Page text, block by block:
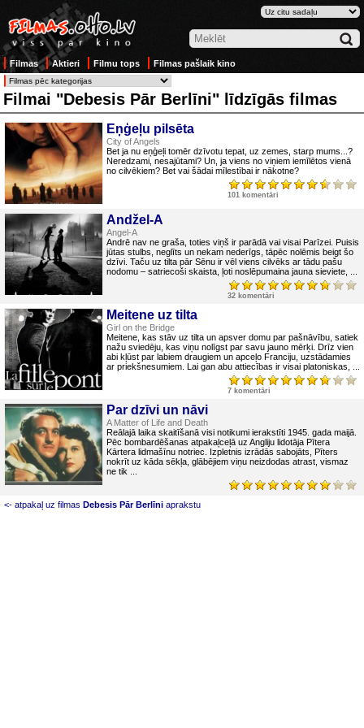
Filmas Aktieri Filmu tops Filmas pašlaik kino
Filmai "Debesis Pār Berlīni" līdzīgās filmas
Eņģeļu pilsēta
City of Angels
Bet ja nu eņģeļi tomēr dzīvotu tepat, uz zemes, starp mums...?
Neredzami, nesajūtami? Un, ja viens no viņiem iemīlētos vienā
no cilvēkiem? Bet vai šādai mīlestībai ir nākotne?
101 komentāri
Andžel-A
Angel-A
Andrē nav ne graša, toties viņš ir parādā vai visai Parīzei. Puisis
jūtas stulbs, neglīts un nekam nederīgs, tāpēc nolēmis beigt šo
dzīvi. Taču uz tilta pār Sēnu ir vēl viens cilvēks ar tādu pašu
nodomu – satriecoši skaista, ļoti noslēpumaina jauna sieviete, ...
32 komentāri
Meitene uz tilta
Girl on the Bridge
Meitene, kas stāv uz tilta un apsver domu par pašnāvību, satiek
nažu sviedēju, kas viņu nolīgst par savu jauno mērķi. Drīz vien
abi kļūst par labiem draugiem un apceļo Franciju, uzstādamies
ar priekšnesumiem. Lai gan abu attiecības ir visai platoniskas, ...
7 komentāri
Par dzīvi un nāvi
A Matter of Life and Death
Reālajā laika skaitīšanā visi notikumi ierakstīti 1945. gada maijā.
Pēc bombardēšanas atpakaļceļā uz Angliju lidotāja Pītera
Kārtera lidmašīnu notriec. Izpletnis izrādās sabojāts, Pīters
nokrīt uz kāda sēkļa, glābējiem viņu neizdodas atrast, vismaz
ne tik ...
<- atpakaļ uz filmas Debesis Pār Berlīni aprakstu